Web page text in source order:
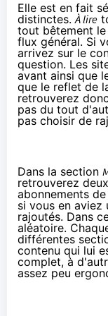
Elle est en fait
distinctes.À lire
tout bêtement
flux général. Si
arrivez sur le
question. Les
avant ainsi que
que le reflet de
retrouverez
pas du tout
pas choisir de
Dans la section
retrouverez
abonnements
si vous en aviez
rajoutés. Dans
aléatoire.
différentes
contenu qui lui
complet, à
assez peu